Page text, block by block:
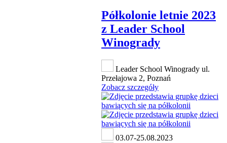
Półkolonie letnie 2023
z Leader School
Winogrady
Leader School Winogrady ul.
Przełajowa 2, Poznań
Zobacz szczegóły
03.07-25.08.2023